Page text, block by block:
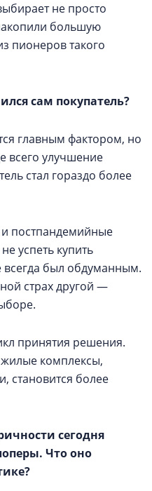
не просто
большую
пионеров такого
сам покупатель?
главным фактором, но
всего улучшение
стал гораздо более
постпандемийные
успеть купить
всегда был обдуманным.
страх другой —
принятия решения.
комплексы,
становится более
сегодня
Что оно